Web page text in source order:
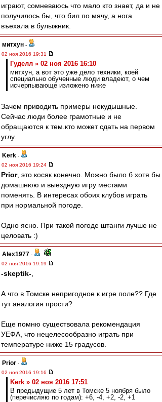
играют, сомневаюсь что мало кто знает, да и не
получилось бы, что бил по мячу, а нога
въехала в булыжник.
митхун -
02 ноя 2016 19:31
Гуделл » 02 ноя 2016 16:10
митхун, а вот это уже дело техники, коей
специально обученные люди владеют, о чем
исчерпывающе изложено ниже
Зачем приводить примеры некудышные.
Сейчас люди более грамотные и не
обращаются к тем.кто может сдать на первом
углу.
Kerk -
02 ноя 2016 19:24
Prior, это косяк конечно. Можно было б хотя бы
домашнюю и выездную игру местами
поменять. В интересах обоих клубов играть
при нормальной погоде.
Одно ясно. При такой погоде штанги лучше не
целовать :)
Alex1977 -
02 ноя 2016 19:19
-skeptik-
А что в Томске непригодное к игре поле?? Где
тут аналогия прости?
Еще помню существовала рекомендация
УЕФА, что нецелесообразно играть при
температуре ниже 15 градусов.
Prior -
02 ноя 2016 19:16
Kerk » 02 ноя 2016 17:51
В предыдущие 5 лет в Томске 5 ноября было
(перечисляю по годам): +6, -4, +2, -2, +1